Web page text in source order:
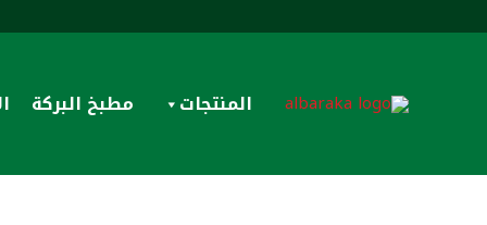
إلى
المنتجات مطبخ البركة